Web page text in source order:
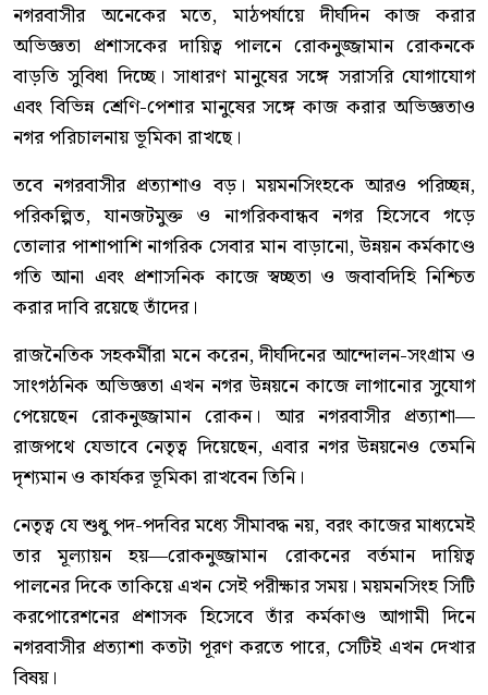
নগরবাসীর অনেকের মতে, মাঠপর্যায়ে দীর্ঘদিন কাজ করার
অভিজ্ঞতা প্রশাসকের দায়িত্ব পালনে রোকনুজ্জামান রোকনকে
বাড়তি সুবিধা দিচ্ছে। সাধারণ মানুষের সঙ্গে সরাসরি যোগাযোগ
এবং বিভিন্ন শ্রেণি-পেশার মানুষের সঙ্গে কাজ করার অভিজ্ঞতাও
নগর পরিচালনায় ভূমিকা রাখছে।
তবে নগরবাসীর প্রত্যাশাও বড়। ময়মনসিংহকে আরও পরিচ্ছন্ন,
পরিকল্পিত, যানজটমুক্ত ও নাগরিকবান্ধব নগর হিসেবে গড়ে
তোলার পাশাপাশি নাগরিক সেবার মান বাড়ানো, উন্নয়ন কর্মকাণ্ডে
গতি আনা এবং প্রশাসনিক কাজে স্বচ্ছতা ও জবাবদিহি নিশ্চিত
করার দাবি রয়েছে তাঁদের।
রাজনৈতিক সহকর্মীরা মনে করেন, দীর্ঘদিনের আন্দোলন-সংগ্রাম ও
সাংগঠনিক অভিজ্ঞতা এখন নগর উন্নয়নে কাজে লাগানোর সুযোগ
পেয়েছেন রোকনুজ্জামান রোকন। আর নগরবাসীর প্রত্যাশা—
রাজপথে যেভাবে নেতৃত্ব দিয়েছেন, এবার নগর উন্নয়নেও তেমনি
দৃশ্যমান ও কার্যকর ভূমিকা রাখবেন তিনি।
নেতৃত্ব যে শুধু পদ-পদবির মধ্যে সীমাবদ্ধ নয়, বরং কাজের মাধ্যমেই
তার মূল্যায়ন হয়—রোকনুজ্জামান রোকনের বর্তমান দায়িত্ব
পালনের দিকে তাকিয়ে এখন সেই পরীক্ষার সময়। ময়মনসিংহ সিটি
করপোরেশনের প্রশাসক হিসেবে তাঁর কর্মকাণ্ড আগামী দিনে
নগরবাসীর প্রত্যাশা কতটা পূরণ করতে পারে, সেটিই এখন দেখার
বিষয়।